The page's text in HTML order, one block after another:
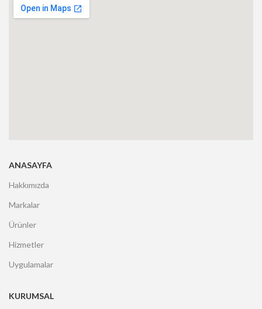
ANASAYFA
Hakkımızda
Markalar
Ürünler
Hizmetler
Uygulamalar
KURUMSAL